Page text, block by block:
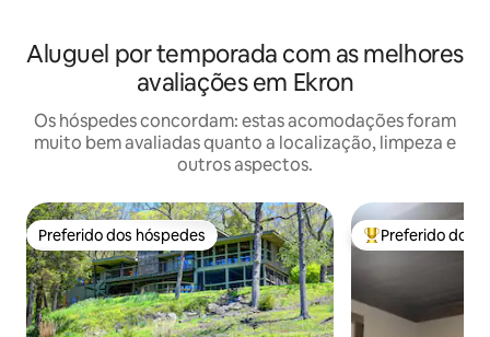
Aluguel por temporada com as melhores
avaliações em Ekron
Os hóspedes concordam: estas acomodações foram
muito bem avaliadas quanto a localização, limpeza e
outros aspectos.
Preferido dos hóspedes
Preferido dos hóspedes Entre os
Preferido dos